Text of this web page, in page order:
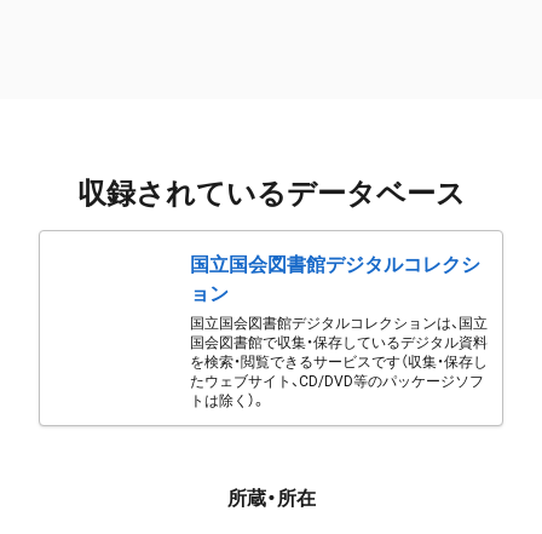
収録されているデータベース
国立国会図書館デジタルコレクシ
ョン
国立国会図書館デジタルコレクションは、国立
国会図書館で収集・保存しているデジタル資料
を検索・閲覧できるサービスです（収集・保存し
たウェブサイト、CD/DVD等のパッケージソフ
トは除く）。
所蔵・所在